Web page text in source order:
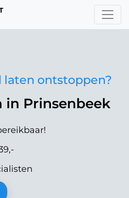
laten ontstoppen?
in Prinsenbeek